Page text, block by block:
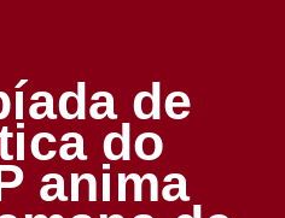
de
do
anima